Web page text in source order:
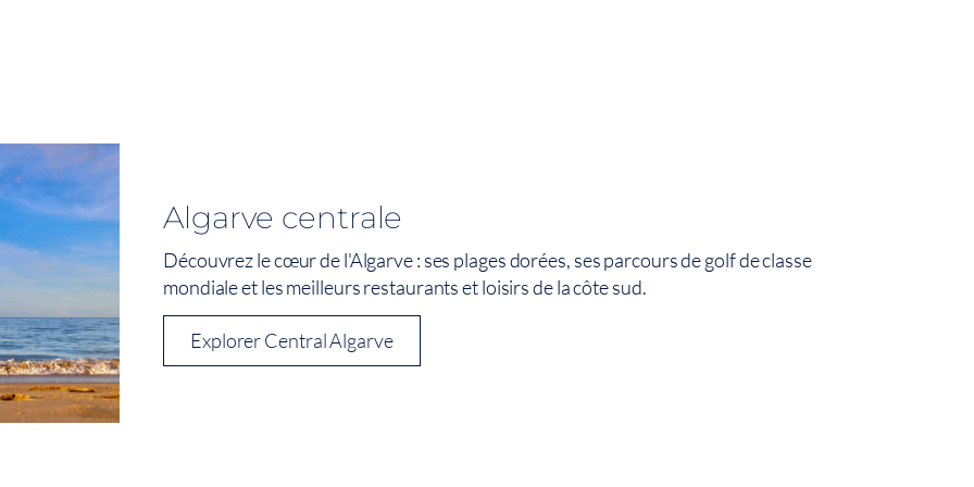
Algarve centrale
Découvrez le cœur de l'Algarve : ses plages dorées, ses parcours de golf de classe
mondiale et les meilleurs restaurants et loisirs de la côte sud.
Explorer Central Algarve